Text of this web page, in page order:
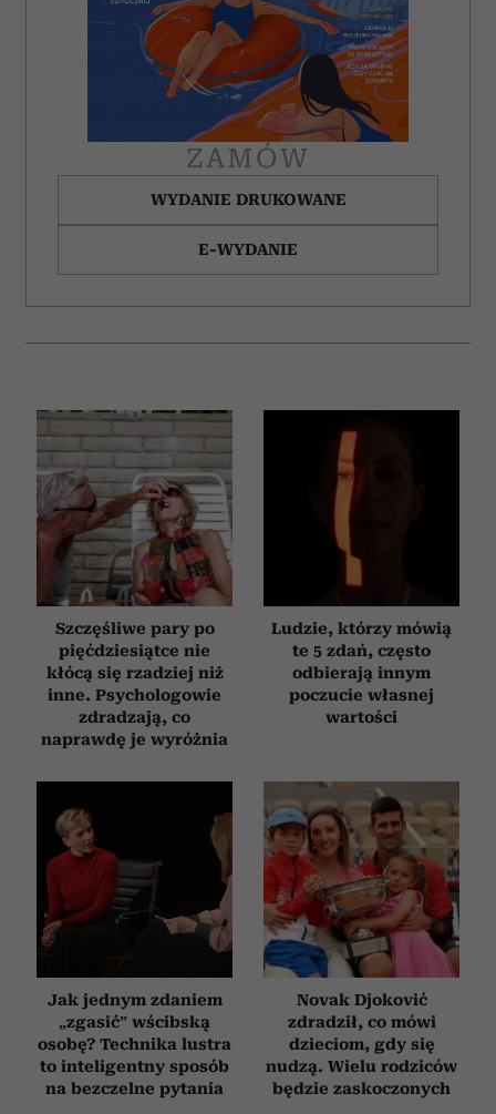
ZAMÓW
WYDANIE DRUKOWANE
E-WYDANIE
Szczęśliwe pary po
pięćdziesiątce nie
kłócą się rzadziej niż
inne. Psychologowie
zdradzają, co
naprawdę je wyróżnia
Ludzie, którzy mówią
te 5 zdań, często
odbierają innym
poczucie własnej
wartości
Jak jednym zdaniem
„zgasić” wścibską
osobę? Technika lustra
to inteligentny sposób
na bezczelne pytania
Novak Djoković
zdradził, co mówi
dzieciom, gdy się
nudzą. Wielu rodziców
będzie zaskoczonych